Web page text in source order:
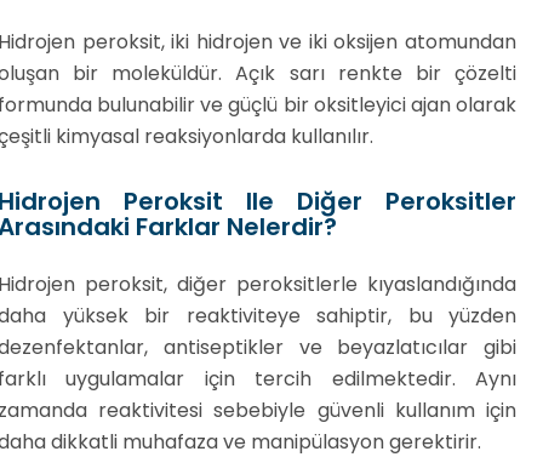
peroksit, iki hidrojen ve iki oksijen atomundan
bir moleküldür. Açık sarı renkte bir çözelti
bulunabilir ve güçlü bir oksitleyici ajan olarak
kimyasal reaksiyonlarda kullanılır.
Peroksit Ile Diğer Peroksitler
Farklar Nelerdir?
peroksit, diğer peroksitlerle kıyaslandığında
yüksek bir reaktiviteye sahiptir, bu yüzden
antiseptikler ve beyazlatıcılar gibi
uygulamalar için tercih edilmektedir. Aynı
reaktivitesi sebebiyle güvenli kullanım için
dikkatli muhafaza ve manipülasyon gerektirir.